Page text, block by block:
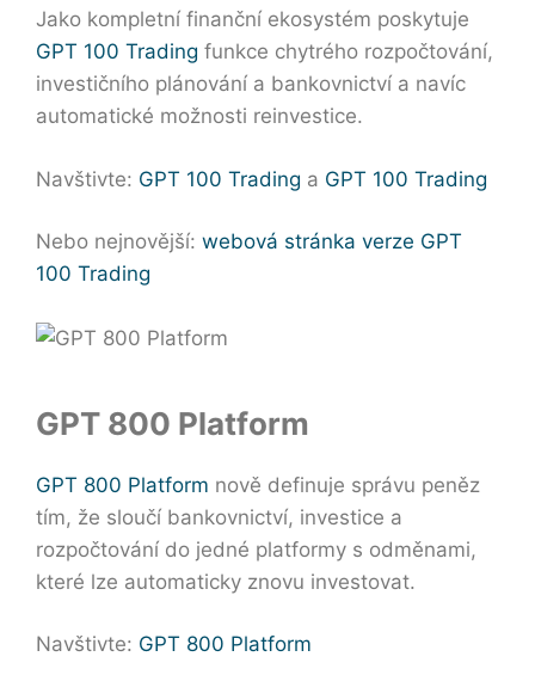
Jako kompletní finanční ekosystém poskytuje
GPT 100 Trading funkce chytrého rozpočtování,
investičního plánování a bankovnictví a navíc
automatické možnosti reinvestice.
Navštivte: GPT 100 Trading a GPT 100 Trading
Nebo nejnovější: webová stránka verze GPT
100 Trading
GPT 800 Platform
GPT 800 Platform nově definuje správu peněz
tím, že sloučí bankovnictví, investice a
rozpočtování do jedné platformy s odměnami,
které lze automaticky znovu investovat.
Navštivte: GPT 800 Platform